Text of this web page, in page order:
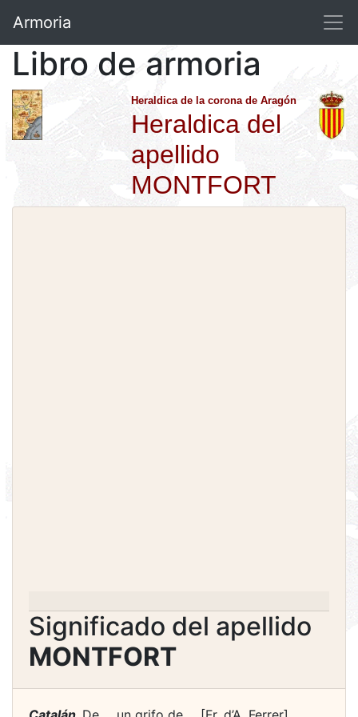
Armoria
Libro de armoria
Heraldica de la corona de Aragón
Heraldica del
apellido
MONTFORT
Significado del apellido
MONTFORT